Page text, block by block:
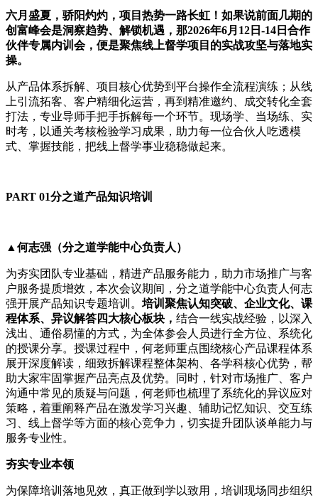
六月盛夏，骄阳灼灼，项目热势一路长虹！如果说前面几期的
创富峰会是洞察趋势、解锁机遇，那2026年6月12日-14日合作
伙伴专属内训会，便是聚焦线上督学项目的实战攻坚与落地实
操。
从产品体系拆解、项目核心优势到平台操作全流程演练；从线
上引流拓客、客户精细化运营，再到精准邀约、成交转化全套
打法，专业导师手把手拆解每一个环节。现场学、当场练、实
时考，以通关考核检验学习成果，助力每一位合伙人吃透模
式、掌握技能，把线上督学事业稳稳做起来。
PART 01分之道产品知识培训
▲何志强（分之道学能中心负责人）
为夯实团队专业基础，精进产品服务能力，助力市场推广与客
户服务提质增效，本次会议期间，分之道学能中心负责人何志
强开展产品知识专题培训。 培训聚焦认知突破、企业文化、课
程体系、异议解答四大核心板块， 结合一线实战经验，以深入
浅出、通俗易懂的方式，为全体参会人员进行全方位、系统化
的授课分享。授课过程中，何老师重点围绕核心产品课程体系
展开深度解读，细致拆解课程整体架构、各学科核心优势，帮
助大家牢固掌握产品亮点及优势。同时，针对市场推广、客户
沟通中常见的质疑与问题，何老师也梳理了系统化的异议应对
策略，着重阐释产品在激发学习兴趣、辅助记忆知识、交互练
习、线上督学等方面的核心竞争力，切实提升团队谈单能力与
服务专业性。
夯实专业本领
为保障培训落地见效，真正做到学以致用，培训现场同步组织